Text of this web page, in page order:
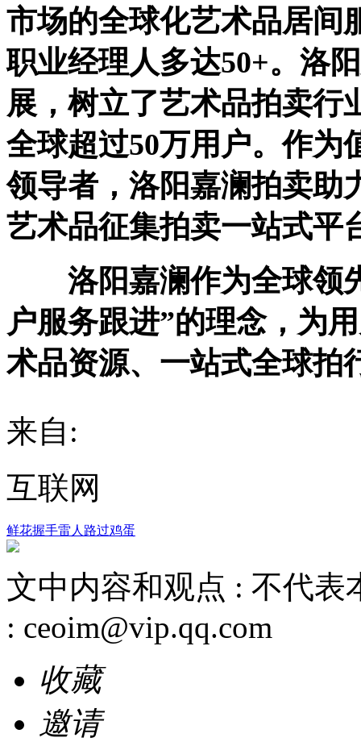
市场的全球化艺术品居间
职业经理人多达50+。洛
展，树立了艺术品拍卖行
全球超过50万用户。作为
领导者，洛阳嘉澜拍卖助
艺术品征集拍卖一站式平
洛阳嘉澜作为全球领
户服务跟进”的理念，为
术品资源、一站式全球拍
来自:
互联网
鲜花握手雷人 路过鸡蛋
文中内容和观点 : 不代表
: ceoim@vip.qq.com
收藏
邀请